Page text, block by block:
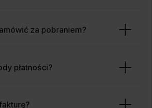
za pobraniem?
płatności?